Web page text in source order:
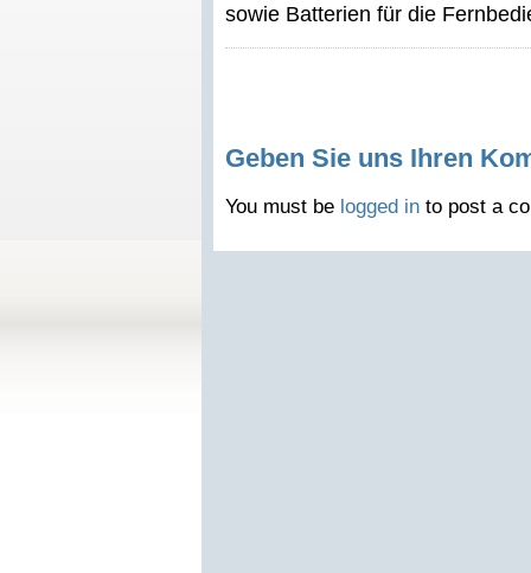
sowie Batterien für die
Geben Sie uns Ihren
You must be logged in to post a